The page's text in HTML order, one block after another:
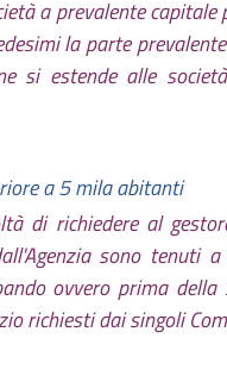
a prevalente
la parte
si estende alle
a 5 mila abitanti
di richiedere al
sono tenuti
ovvero prima della
richiesti dai singoli